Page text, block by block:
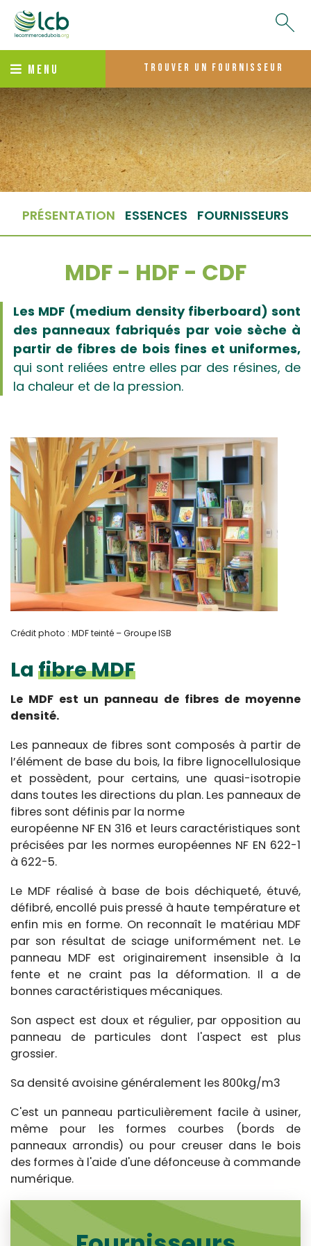
MENU trouver un fournisseur
PRÉSENTATION ESSENCES FOURNISSEURS
MDF - HDF - CDF
Les MDF (medium density fiberboard) sont
des panneaux fabriqués par voie sèche à
partir de fibres de bois fines et uniformes,
qui sont reliées entre elles par des résines, de
la chaleur et de la pression.
Crédit photo : MDF teinté – Groupe ISB
La fibre MDF
Le MDF est un panneau de fibres de moyenne
densité.
Les panneaux de fibres sont composés à partir de
l’élément de base du bois, la fibre lignocellulosique
et possèdent, pour certains, une quasi-isotropie
dans toutes les directions du plan. Les panneaux de
fibres sont définis par la norme
européenne NF EN 316 et leurs caractéristiques sont
précisées par les normes européennes NF EN 622-1
à 622-5.
Le MDF réalisé à base de bois déchiqueté, étuvé,
défibré, encollé puis pressé à haute température et
enfin mis en forme. On reconnaît le matériau MDF
par son résultat de sciage uniformément net. Le
panneau MDF est originairement insensible à la
fente et ne craint pas la déformation. Il a de
bonnes caractéristiques mécaniques.
Son aspect est doux et régulier, par opposition au
panneau de particules dont l'aspect est plus
grossier.
Sa densité avoisine généralement les 800kg/m3
C'est un panneau particulièrement facile à usiner,
même pour les formes courbes (bords de
panneaux arrondis) ou pour creuser dans le bois
des formes à l'aide d'une défonceuse à commande
numérique.